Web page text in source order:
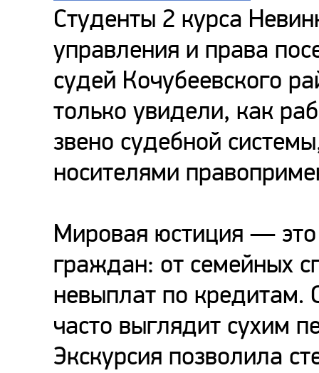
Студенты 2 курса
управления и права
судей Кочубеевского
только увидели, как
звено судебной
носителями
Мировая юстиция —
граждан: от семейных
невыплат по кредитам.
часто выглядит сухим
Экскурсия позволила